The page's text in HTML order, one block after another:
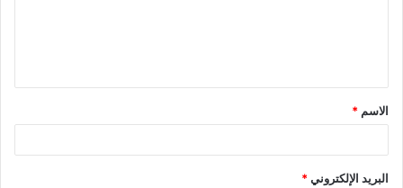
الاسم *
البريد الإلكتروني*